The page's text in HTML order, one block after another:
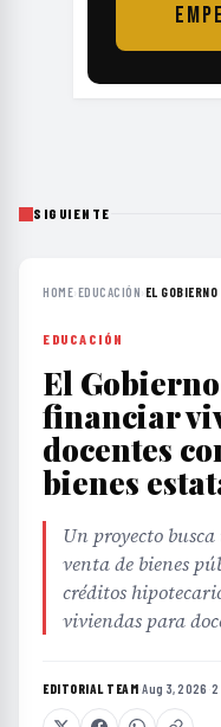
SIGUIENTE
HOME›EDUCACIÓN› EL
EDUCACIÓN
El
financiar
docentes
bienes
Un proyecto
venta de bienes
créditos
viviendas para
EDITORIAL TEAM·Aug 3, 2026 ·2